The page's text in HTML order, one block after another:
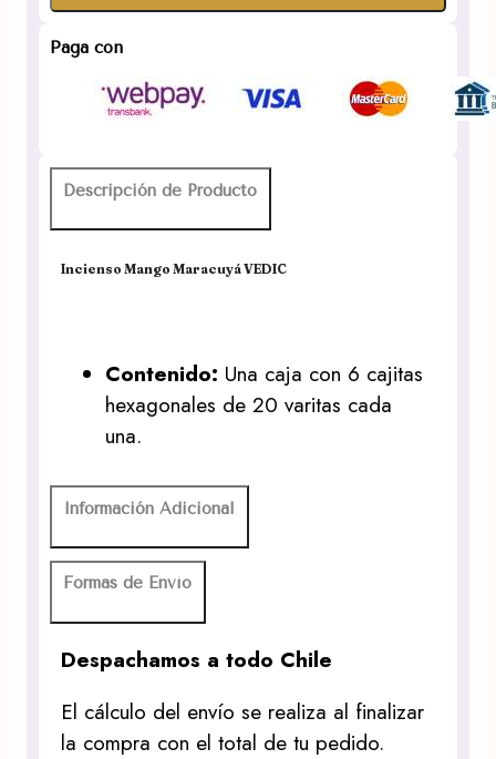
cantidad
Paga con
Descripción de Producto
Incienso Mango Maracuyá VEDIC
Contenido: Una caja con 6 cajitas
hexagonales de 20 varitas cada
una.
Información Adicional
Formas de Envío
Despachamos a todo Chile
El cálculo del envío se realiza al finalizar
la compra con el total de tu pedido.